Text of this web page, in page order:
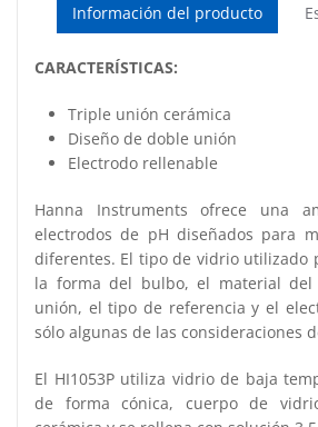
Información del producto
CARACTERÍSTICAS:
Triple unión cerámica
Diseño de doble unión
Electrodo rellenable
Hanna Instruments ofrece una
electrodos de pH diseñados para
diferentes. El tipo de vidrio utilizado
la forma del bulbo, el material
unión, el tipo de referencia y el
sólo algunas de las consideraciones
El HI1053P utiliza vidrio de baja
de forma cónica, cuerpo de